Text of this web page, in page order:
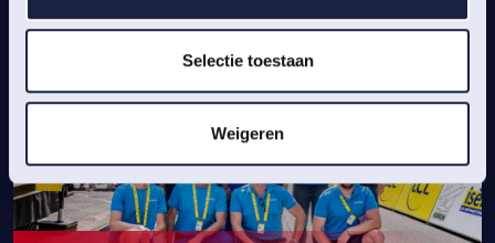
Selectie toestaan
Weigeren